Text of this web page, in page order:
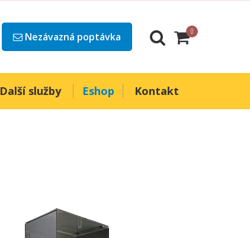
Nezávazná poptávka 0
Další služby Eshop Kontakt